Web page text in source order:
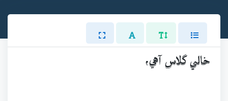
خالي گلاس آهي،